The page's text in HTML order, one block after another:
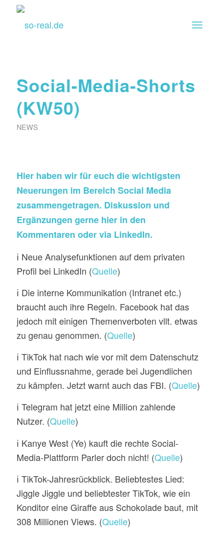
Social-Media-Shorts
(KW50)
NEWS
Hier haben wir für euch die wichtigsten
Neuerungen im Bereich Social Media
zusammengetragen. Diskussion und
Ergänzungen gerne hier in den
Kommentaren oder via LinkedIn.
ℹ️ Neue Analysefunktionen auf dem privaten
Profil bei LinkedIn (Quelle)
ℹ️ Die interne Kommunikation (Intranet etc.)
braucht auch ihre Regeln. Facebook hat das
jedoch mit einigen Themenverboten vllt. etwas
zu genau genommen. (Quelle)
ℹ️ TikTok hat nach wie vor mit dem Datenschutz
und Einflussnahme, gerade bei Jugendlichen
zu kämpfen. Jetzt warnt auch das FBI. (Quelle)
ℹ️ Telegram hat jetzt eine Million zahlende
Nutzer. (Quelle)
ℹ️ Kanye West (Ye) kauft die rechte Social-
Media-Plattform Parler doch nicht! (Quelle)
ℹ️ TikTok-Jahresrückblick. Beliebtestes Lied:
Jiggle Jiggle und beliebtester TikTok, wie ein
Konditor eine Giraffe aus Schokolade baut, mit
308 Millionen Views. (Quelle)